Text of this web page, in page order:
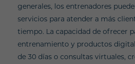
generales, los entrenadores
servicios para atender a más
tiempo. La capacidad de ofrecer
entrenamiento y productos
de 30 días o consultas virtuales,